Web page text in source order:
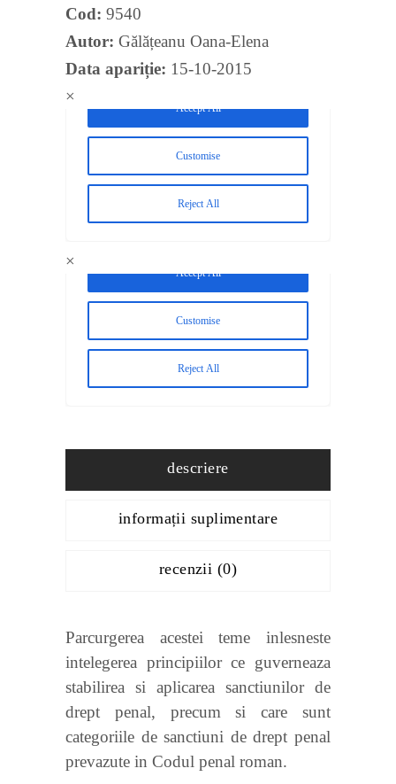
Cod: 9540
Autor: Gălățeanu Oana-Elena
Data apariție: 15-10-2015
×
×
descriere
informații suplimentare
recenzii (0)
Parcurgerea acestei teme inlesneste
intelegerea principiilor ce guverneaza
stabilirea si aplicarea sanctiunilor de
drept penal, precum si care sunt
categoriile de sanctiuni de drept penal
prevazute in Codul penal roman.